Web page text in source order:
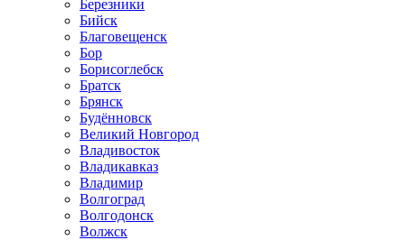
Березники
Бийск
Благовещенск
Бор
Борисоглебск
Братск
Брянск
Будённовск
Великий Новгород
Владивосток
Владикавказ
Владимир
Волгоград
Волгодонск
Волжск